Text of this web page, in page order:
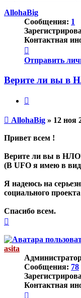
AllohaBig
Сообщения: 1
Контактная
информация
пользователя
Отправить
Верите ли вы в
Непрочитанное
сообщение
AllohaBig » 12 ноя
Привет всем !
Верите ли вы в
(В UFO я имею в
Я надеюсь на
социального проекта
Спасибо всем.
началу
asita
Сообщения: 78
Контактная